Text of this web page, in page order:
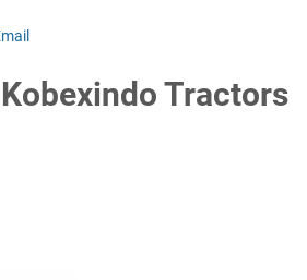
Tractors